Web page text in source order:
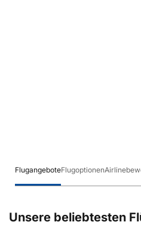
FlugangeboteFlugoptionen
Unsere beliebtesten